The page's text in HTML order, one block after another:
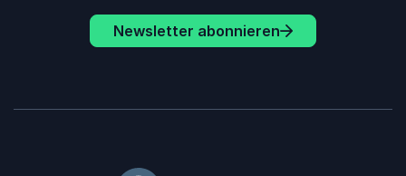
Newsletter abonnieren